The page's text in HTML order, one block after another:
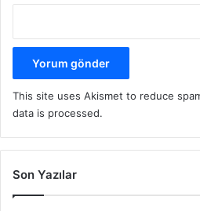
This site uses Akismet to reduce
data is processed.
Son Yazılar